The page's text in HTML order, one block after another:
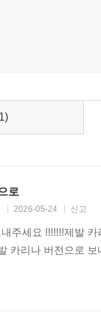
로
2026-05-24 신고
주세요 !!!!!!!제발
카리나 버전으로